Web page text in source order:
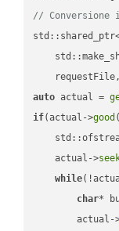
// Conversione
    requestFile,
auto actual =
if(actual->good
    actual->
while
char*
actual-